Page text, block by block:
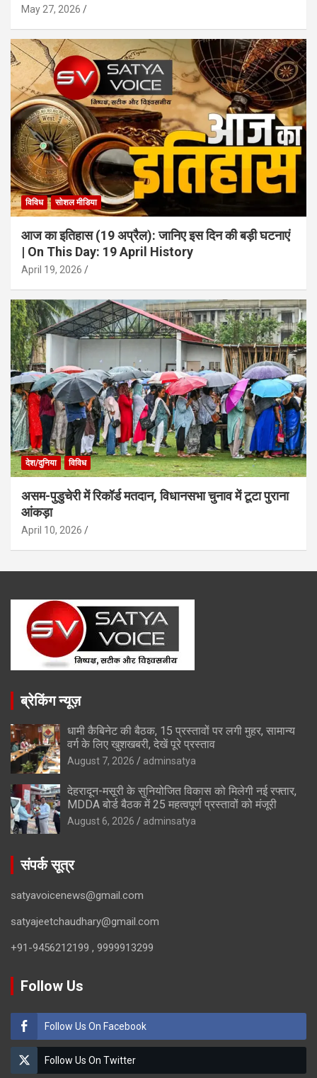
May 27, 2026
विविध सोशल मीडिया
आज का इतिहास (19 अप्रैल): जानिए इस दिन की बड़ी घटनाएं
| On This Day: 19 April History
April 19, 2026
देश/दुनिया विविध
असम-पुडुचेरी में रिकॉर्ड मतदान, विधानसभा चुनाव में टूटा पुराना
आंकड़ा
April 10, 2026
ब्रेकिंग न्यूज़
धामी कैबिनेट की बैठक, 15 प्रस्तावों पर लगी मुहर, सामान्य
वर्ग के लिए खुशखबरी, देखें पूरे प्रस्ताव
August 7, 2026 adminsatya
देहरादून-मसूरी के सुनियोजित विकास को मिलेगी नई रफ्तार,
MDDA बोर्ड बैठक में 25 महत्वपूर्ण प्रस्तावों को मंजूरी
August 6, 2026 adminsatya
संपर्क सूत्र
satyavoicenews@gmail.com
satyajeetchaudhary@gmail.com
+91-9456212199 , 9999913299
Follow Us
Follow Us On Facebook
Follow Us On Twitter